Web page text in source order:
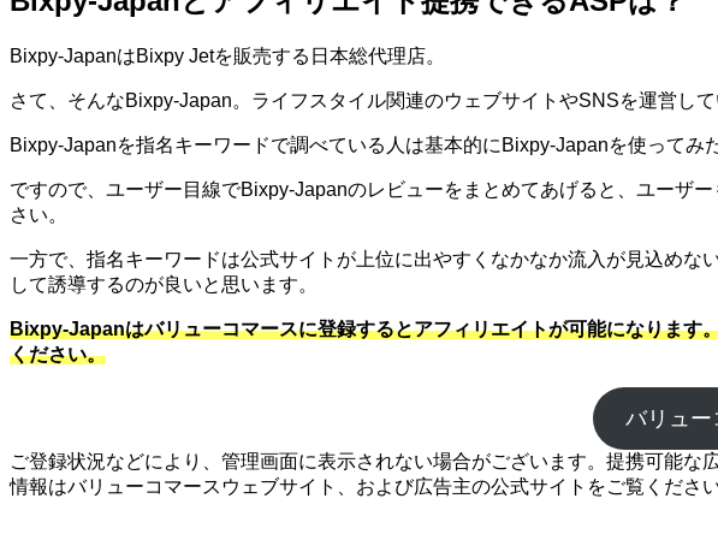
Bixpy-JapanはBixpy Jetを販売する日本総代理店。
さて、そんなBixpy-Japan。ライフスタイル関連のウェブサイトやSNSを運営し
Bixpy-Japanを指名キーワードで調べている人は基本的にBixpy-Japanを使って
ですので、ユーザー目線でBixpy-Japanのレビューをまとめてあげると、ユーザ
さい。
一方で、指名キーワードは公式サイトが上位に出やすくなかなか流入が見込め
して誘導するのが良いと思います。
Bixpy-Japanはバリューコマースに登録するとアフィリエイトが可能になりま
ください。
バリュー
ご登録状況などにより、管理画面に表示されない場合がございます。提携可能
情報はバリューコマースウェブサイト、および広告主の公式サイトをご覧ください